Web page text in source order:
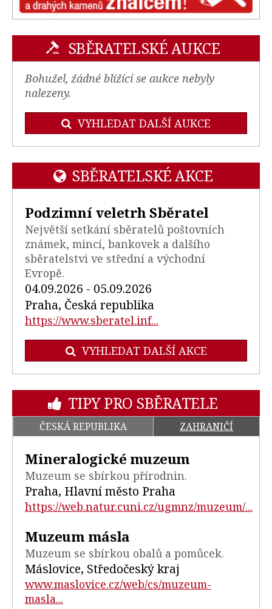
SBĚRATELSKÉ AUKCE
Bohužel, žádné blížící se aukce nebyly
nalezeny.
VYHLEDAT DALŠÍ AUKCE
SBĚRATELSKÉ AKCE
Podzimní veletrh Sběratel
Největší setkání sběratelů poštovních
známek, mincí, bankovek a dalšího
sběratelstvi ve střední a východní
Evropě.
04.09.2026 - 05.09.2026
Praha, Česká republika
https://www.sberatel.inf...
VYHLEDAT DALŠÍ AKCE
TIPY PRO SBĚRATELE
ČESKÁ REPUBLIKA ZAHRANIČÍ
Mineralogické muzeum
Muzeum se sbírkou přírodnin.
Praha, Hlavní město Praha
https://web.natur.cuni.cz/ugmnz/muzeum/...
Muzeum másla
Muzeum se sbírkou obalů a pomůcek.
Máslovice, Středočeský kraj
www.maslovice.cz/web/cs/muzeum-
masla...